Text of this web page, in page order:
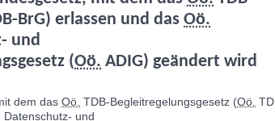
BrG) erlassen und das Oö.
und
(Oö. ADIG) geändert wird
dem das Oö. TDB-Begleitregelungsgesetz (Oö.
und